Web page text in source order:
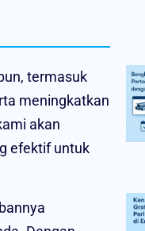
termasuk
meningkatkan
akan
efektif untuk